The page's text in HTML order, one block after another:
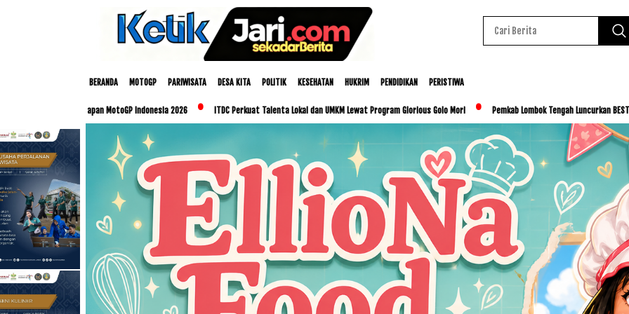
BERANDA MOTOGP PARIWISATA DESA KITA POLITIK KESEHATAN HUKRIM PENDIDIKAN PERISTIWA
MotoGP Indonesia 2026 ITDC Perkuat Talenta Lokal dan UMKM Lewat Program Glorious Golo Mori Pemkab Lombok Tengah Luncurkan BESTI, Libatkan Ribuan
Baca Juga : Letkol Arm Karimmuddin